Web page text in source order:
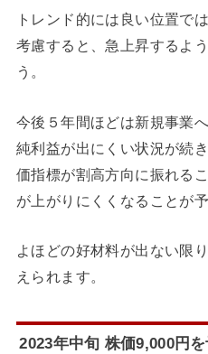
トレンド的には良い位置で
考慮すると、急上昇するよ
う。
今後５年間ほどは新規事業
純利益が出にくい状況が続
価指標が割高方向に振れる
が上がりにくくなることが
よほどの好材料が出ない限
えられます。
2023年中旬 株価9,000円